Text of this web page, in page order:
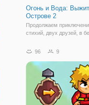
Огонь и Вода:
Острове 2
Продолжаем
стихий, двух друзей, в
Выжить на Острове 2".
в засаду, оказавшись на
таинственном острове.
стихиям
96 9